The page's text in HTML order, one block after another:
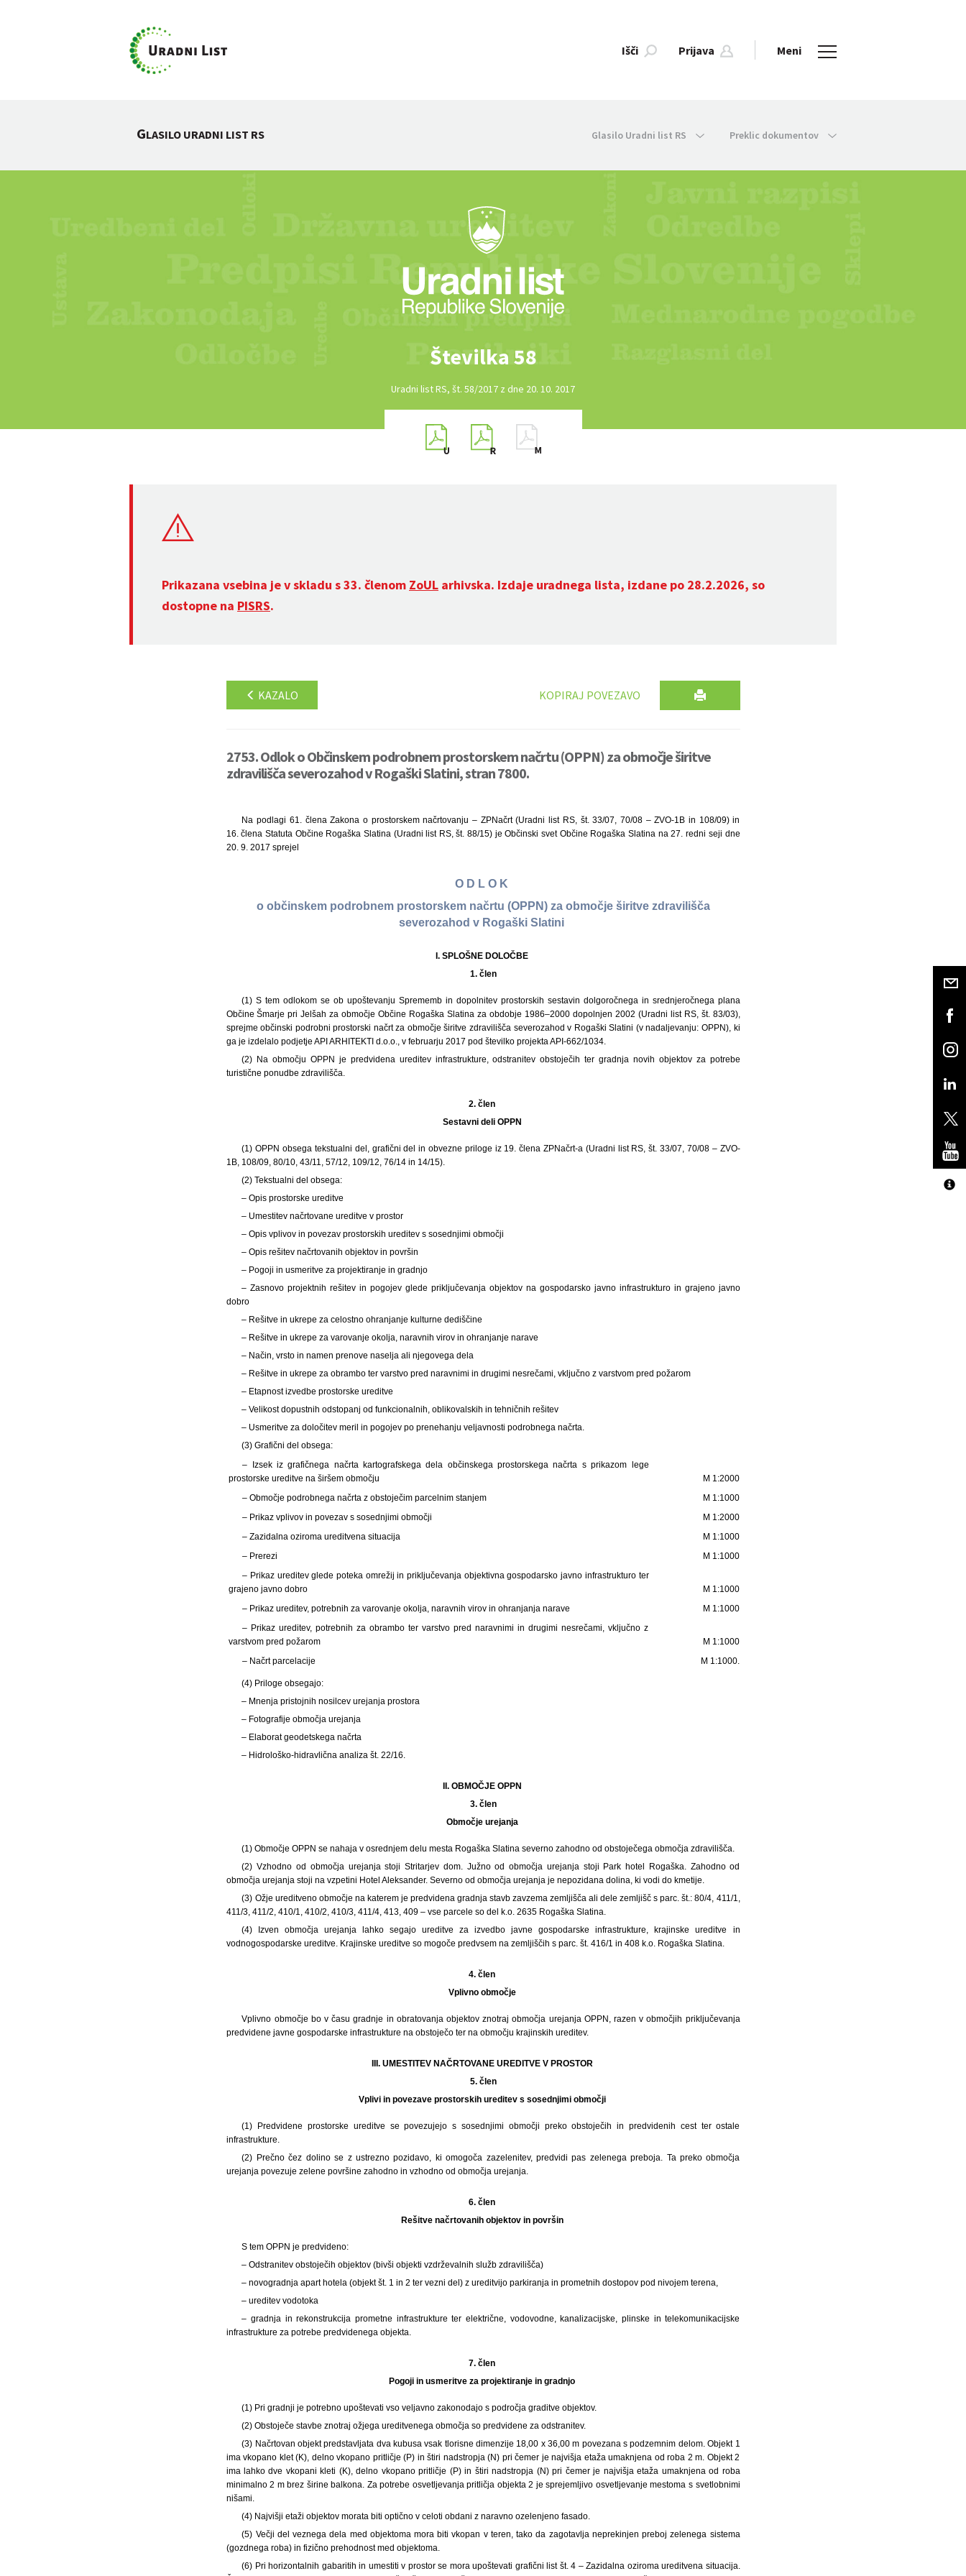
Išči Prijava Meni
GLASILO URADNI LIST RS Glasilo Uradni list RS Preklic dokumentov
Številka 58
Uradni list RS, št. 58/2017 z dne 20. 10. 2017
Prikazana vsebina je v skladu s 33. členom ZoUL arhivska. Izdaje uradnega lista, izdane po 28.2.2026, so
dostopne na PISRS.
KAZALO KOPIRAJ POVEZAVO
2753. Odlok o Občinskem podrobnem prostorskem načrtu (OPPN) za območje širitve
zdravilišča severozahod v Rogaški Slatini, stran 7800.
Na podlagi 61. člena Zakona o prostorskem načrtovanju – ZPNačrt (Uradni list RS, št. 33/07, 70/08 – ZVO-1B in 108/09) in
16. člena Statuta Občine Rogaška Slatina (Uradni list RS, št. 88/15) je Občinski svet Občine Rogaška Slatina na 27. redni seji dne
20. 9. 2017 sprejel
O D L O K
o občinskem podrobnem prostorskem načrtu (OPPN) za območje širitve zdravilišča
severozahod v Rogaški Slatini
I. SPLOŠNE DOLOČBE
1. člen
(1) S tem odlokom se ob upoštevanju Sprememb in dopolnitev prostorskih sestavin dolgoročnega in srednjeročnega plana
Občine Šmarje pri Jelšah za območje Občine Rogaška Slatina za obdobje 1986–2000 dopolnjen 2002 (Uradni list RS, št. 83/03),
sprejme občinski podrobni prostorski načrt za območje širitve zdravilišča severozahod v Rogaški Slatini (v nadaljevanju: OPPN), ki
ga je izdelalo podjetje API ARHITEKTI d.o.o., v februarju 2017 pod številko projekta API-662/1034.
(2) Na območju OPPN je predvidena ureditev infrastrukture, odstranitev obstoječih ter gradnja novih objektov za potrebe
turistične ponudbe zdravilišča.
2. člen
Sestavni deli OPPN
(1) OPPN obsega tekstualni del, grafični del in obvezne priloge iz 19. člena ZPNačrt-a (Uradni list RS, št. 33/07, 70/08 – ZVO-
1B, 108/09, 80/10, 43/11, 57/12, 109/12, 76/14 in 14/15).
(2) Tekstualni del obsega:
– Opis prostorske ureditve
– Umestitev načrtovane ureditve v prostor
– Opis vplivov in povezav prostorskih ureditev s sosednjimi območji
– Opis rešitev načrtovanih objektov in površin
– Pogoji in usmeritve za projektiranje in gradnjo
– Zasnovo projektnih rešitev in pogojev glede priključevanja objektov na gospodarsko javno infrastrukturo in grajeno javno
dobro
– Rešitve in ukrepe za celostno ohranjanje kulturne dediščine
– Rešitve in ukrepe za varovanje okolja, naravnih virov in ohranjanje narave
– Način, vrsto in namen prenove naselja ali njegovega dela
– Rešitve in ukrepe za obrambo ter varstvo pred naravnimi in drugimi nesrečami, vključno z varstvom pred požarom
– Etapnost izvedbe prostorske ureditve
– Velikost dopustnih odstopanj od funkcionalnih, oblikovalskih in tehničnih rešitev
– Usmeritve za določitev meril in pogojev po prenehanju veljavnosti podrobnega načrta.
(3) Grafični del obsega:
– Izsek iz grafičnega načrta kartografskega dela občinskega prostorskega načrta s prikazom lege
prostorske ureditve na širšem območju
M 1:2000
– Območje podrobnega načrta z obstoječim parcelnim stanjem
M 1:1000
– Prikaz vplivov in povezav s sosednjimi območji
M 1:2000
– Zazidalna oziroma ureditvena situacija
M 1:1000
– Prerezi
M 1:1000
– Prikaz ureditev glede poteka omrežij in priključevanja objektivna gospodarsko javno infrastrukturo ter
grajeno javno dobro
M 1:1000
– Prikaz ureditev, potrebnih za varovanje okolja, naravnih virov in ohranjanja narave
M 1:1000
– Prikaz ureditev, potrebnih za obrambo ter varstvo pred naravnimi in drugimi nesrečami, vključno z
varstvom pred požarom
M 1:1000
– Načrt parcelacije
M 1:1000.
(4) Priloge obsegajo:
– Mnenja pristojnih nosilcev urejanja prostora
– Fotografije območja urejanja
– Elaborat geodetskega načrta
– Hidrološko-hidravlična analiza št. 22/16.
II. OBMOČJE OPPN
3. člen
Območje urejanja
(1) Območje OPPN se nahaja v osrednjem delu mesta Rogaška Slatina severno zahodno od obstoječega območja zdravilišča.
(2) Vzhodno od območja urejanja stoji Stritarjev dom. Južno od območja urejanja stoji Park hotel Rogaška. Zahodno od
območja urejanja stoji na vzpetini Hotel Aleksander. Severno od območja urejanja je nepozidana dolina, ki vodi do kmetije.
(3) Ožje ureditveno območje na katerem je predvidena gradnja stavb zavzema zemljišča ali dele zemljišč s parc. št.: 80/4, 411/1,
411/3, 411/2, 410/1, 410/2, 410/3, 411/4, 413, 409 – vse parcele so del k.o. 2635 Rogaška Slatina.
(4) Izven območja urejanja lahko segajo ureditve za izvedbo javne gospodarske infrastrukture, krajinske ureditve in
vodnogospodarske ureditve. Krajinske ureditve so mogoče predvsem na zemljiščih s parc. št. 416/1 in 408 k.o. Rogaška Slatina.
4. člen
Vplivno območje
Vplivno območje bo v času gradnje in obratovanja objektov znotraj območja urejanja OPPN, razen v območjih priključevanja
predvidene javne gospodarske infrastrukture na obstoječo ter na območju krajinskih ureditev.
III. UMESTITEV NAČRTOVANE UREDITVE V PROSTOR
5. člen
Vplivi in povezave prostorskih ureditev s sosednjimi območji
(1) Predvidene prostorske ureditve se povezujejo s sosednjimi območji preko obstoječih in predvidenih cest ter ostale
infrastrukture.
(2) Prečno čez dolino se z ustrezno pozidavo, ki omogoča zazelenitev, predvidi pas zelenega preboja. Ta preko območja
urejanja povezuje zelene površine zahodno in vzhodno od območja urejanja.
6. člen
Rešitve načrtovanih objektov in površin
S tem OPPN je predvideno:
– Odstranitev obstoječih objektov (bivši objekti vzdrževalnih služb zdravilišča)
– novogradnja apart hotela (objekt št. 1 in 2 ter vezni del) z ureditvijo parkiranja in prometnih dostopov pod nivojem terena,
– ureditev vodotoka
– gradnja in rekonstrukcija prometne infrastrukture ter električne, vodovodne, kanalizacijske, plinske in telekomunikacijske
infrastrukture za potrebe predvidenega objekta.
7. člen
Pogoji in usmeritve za projektiranje in gradnjo
(1) Pri gradnji je potrebno upoštevati vso veljavno zakonodajo s področja graditve objektov.
(2) Obstoječe stavbe znotraj ožjega ureditvenega območja so predvidene za odstranitev.
(3) Načrtovan objekt predstavljata dva kubusa vsak tlorisne dimenzije 18,00 x 36,00 m povezana s podzemnim delom. Objekt 1
ima vkopano klet (K), delno vkopano pritličje (P) in štiri nadstropja (N) pri čemer je najvišja etaža umaknjena od roba 2 m. Objekt 2
ima lahko dve vkopani kleti (K), delno vkopano pritličje (P) in štiri nadstropja (N) pri čemer je najvišja etaža umaknjena od roba
minimalno 2 m brez širine balkona. Za potrebe osvetljevanja pritličja objekta 2 je sprejemljivo osvetljevanje mestoma s svetlobnimi
nišami.
(4) Najvišji etaži objektov morata biti optično v celoti obdani z naravno ozelenjeno fasado.
(5) Večji del veznega dela med objektoma mora biti vkopan v teren, tako da zagotavlja neprekinjen preboj zelenega sistema
(gozdnega roba) in fizično prehodnost med objektoma.
(6) Pri horizontalnih gabaritih in umestiti v prostor se mora upoštevati grafični list št. 4 – Zazidalna oziroma ureditvena situacija.